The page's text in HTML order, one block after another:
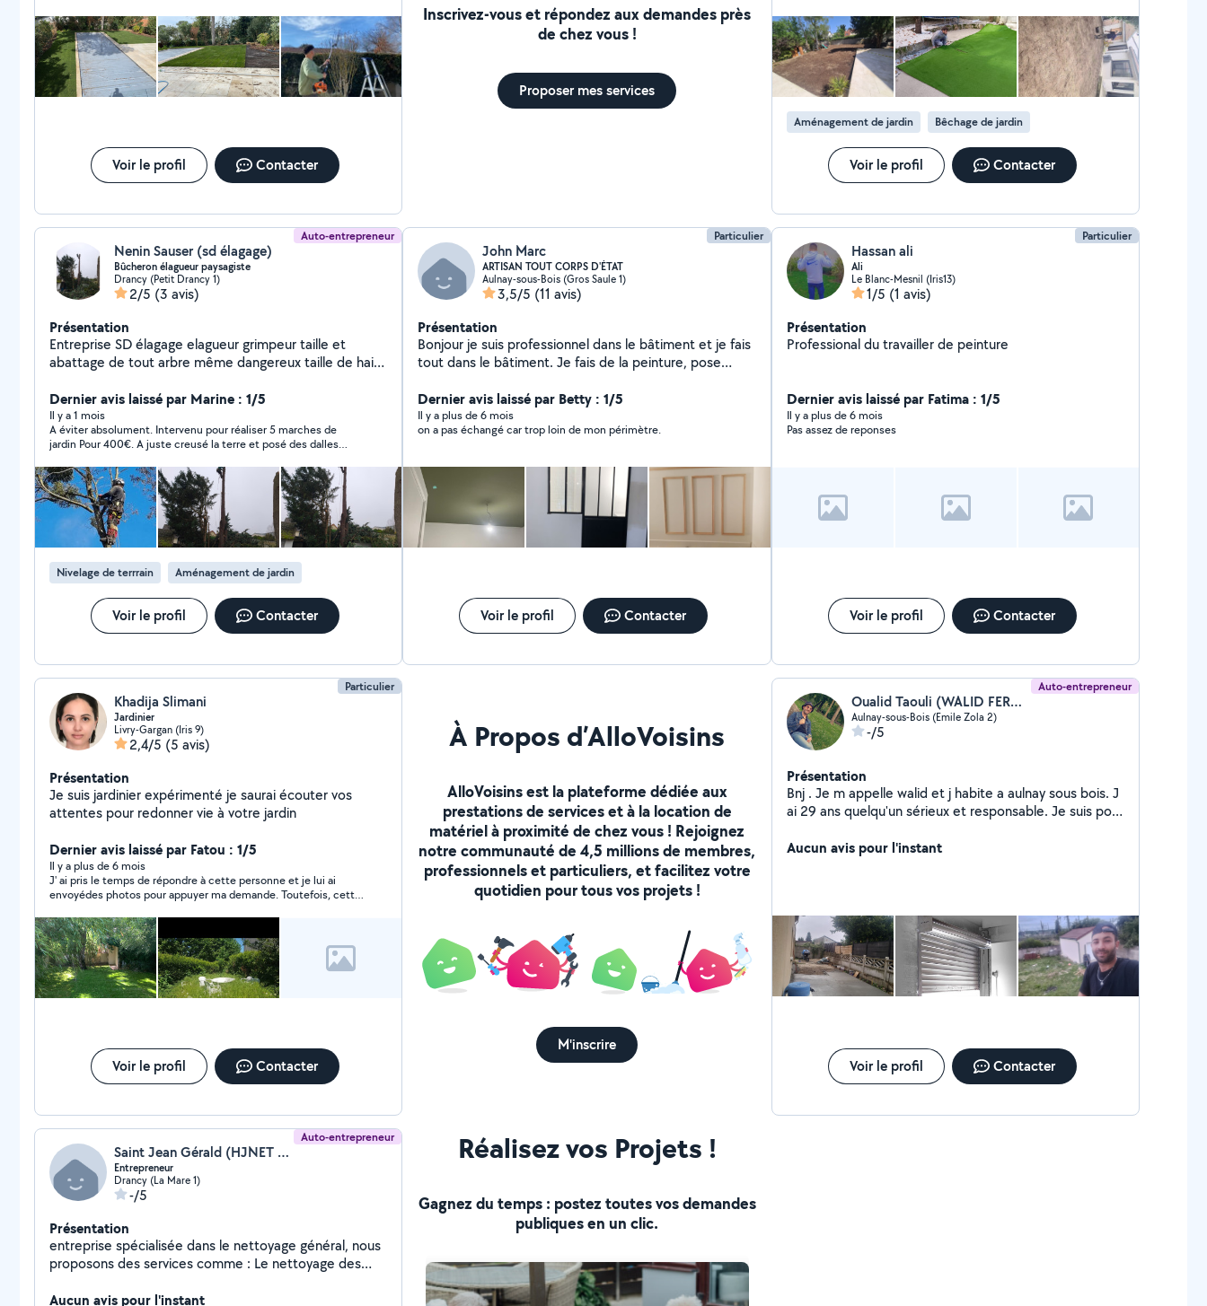
Voir le profil Contacter
Inscrivez-vous et répondez aux demandes près
de chez vous !
Proposer mes services
textiles avec un rendu propre, frais et comme neuf.
Devis Gratuit.
Aménagement de jardin Bêchage de jardin
Voir le profil Contacter
Auto-entrepreneur
Nenin Sauser (sd élagage)
Bûcheron élagueur paysagiste
Drancy (Petit Drancy 1)
2/5 (3 avis)
Présentation
Entreprise SD élagage elagueur grimpeur taille et
abattage de tout arbre même dangereux taille de haie
création de jardin devis et déplacement gratuit travaux
effectués avec assurance Generali
Dernier avis laissé par Marine : 1/5
Il y a 1 mois
A éviter absolument. Intervenu pour réaliser 5 marches de
jardin Pour 400€. A juste creusé la terre et posé des dalles
nos relances, ce monsieur n’est jamais repassé. Sentiment de
s’être bien fait avoir…
Nivelage de terrrain Aménagement de jardin
Voir le profil Contacter
Particulier
John Marc
ARTISAN TOUT CORPS D'ÉTAT
Aulnay-sous-Bois (Gros Saule 1)
3,5/5 (11 avis)
Présentation
Bonjour je suis professionnel dans le bâtiment et je fais
tout dans le bâtiment. Je fais de la peinture, pose
pose carrelage, de la chap pour une terrasse
extérieure Je fais de la maçonnerie, je fais de la
plomberie. N'hésitez pas à m'appeler !!!! Mon numéro
Dernier avis laissé par Betty : 1/5
Il y a plus de 6 mois
on a pas échangé car trop loin de mon périmètre.
Voir le profil Contacter
Particulier
Hassan ali
Ali
Le Blanc-Mesnil (Iris13)
1/5 (1 avis)
Présentation
Professional du travailler de peinture
Dernier avis laissé par Fatima : 1/5
Il y a plus de 6 mois
Pas assez de reponses
Voir le profil Contacter
Particulier
Khadija Slimani
Jardinier
Livry-Gargan (Iris 9)
2,4/5 (5 avis)
Présentation
Je suis jardinier expérimenté je saurai écouter vos
attentes pour redonner vie à votre jardin
Dernier avis laissé par Fatou : 1/5
Il y a plus de 6 mois
J' ai pris le temps de répondre à cette personne et je lui ai
envoyédes photos pour appuyer ma demande. Toutefois, cette
en elle. Personne non fiable de par ce comportement que je
qualifierais de non professionnel .
Voir le profil Contacter
À Propos d’AlloVoisins
AlloVoisins est la plateforme dédiée aux
prestations de services et à la location de
matériel à proximité de chez vous ! Rejoignez
notre communauté de 4,5 millions de membres,
professionnels et particuliers, et facilitez votre
quotidien pour tous vos projets !
M'inscrire
Auto-entrepreneur
Oualid Taouli (WALID FERMETURE)
Aulnay-sous-Bois (Emile Zola 2)
-/5
Présentation
Bnj . Je m appelle walid et j habite a aulnay sous bois. J
ai 29 ans quelqu'un sérieux et responsable. Je suis pour
installation des meubles en kit.
Aucun avis pour l'instant
Voir le profil Contacter
Auto-entrepreneur
Saint Jean Gérald (HJNET RENOV)
Entrepreneur
Drancy (La Mare 1)
-/5
Présentation
entreprise spécialisée dans le nettoyage général, nous
proposons des services comme : Le nettoyage des
poubelles, rénovation, décoration, débouchage
Aucun avis pour l'instant
Réalisez vos Projets !
Gagnez du temps : postez toutes vos demandes
publiques en un clic.